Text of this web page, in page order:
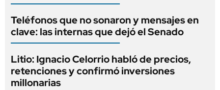
Teléfonos que no sonaron y mensajes en
clave: las internas que dejó el Senado
Litio: Ignacio Celorrio habló de precios,
retenciones y confirmó inversiones
millonarias